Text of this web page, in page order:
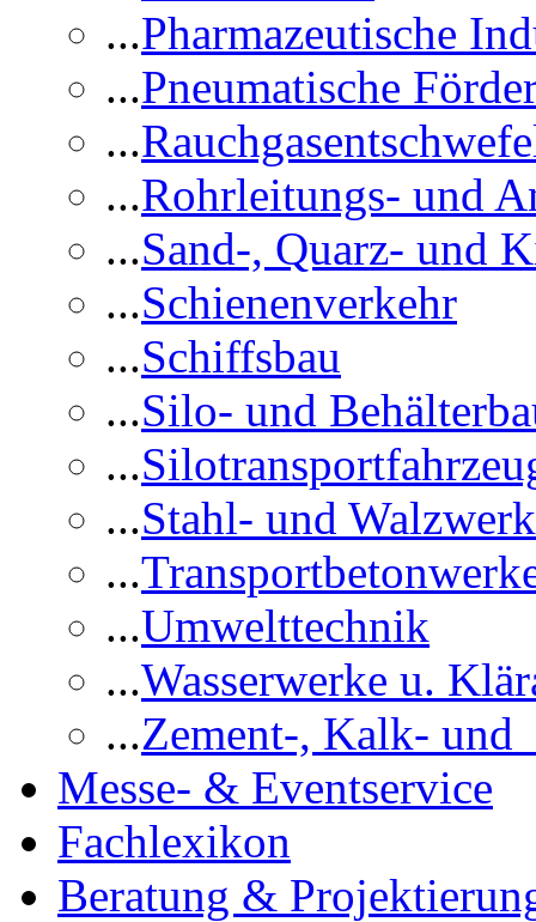
...Pharmazeutische
...Pneumatische
...
...Rohrleitungs- und
...Sand-, Quarz- und
...Schienenverkehr
...Schiffsbau
...Silo- und
...
...Stahl- und
...
...Umwelttechnik
...Wasserwerke u.
...Zement-, Kalk-
Messe- & Eventservice
Fachlexikon
Beratung &